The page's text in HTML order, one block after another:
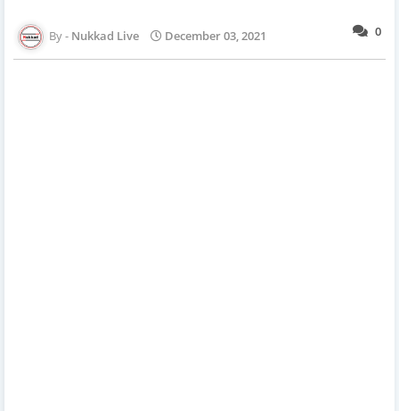
0
Nukkad Live December 03, 2021